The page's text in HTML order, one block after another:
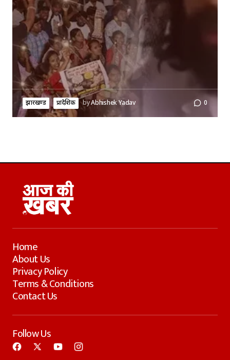
झारखण्ड प्रादेशिक byAbhishek Yadav 0
Home
About Us
Privacy Policy
Terms & Conditions
Contact Us
Follow Us